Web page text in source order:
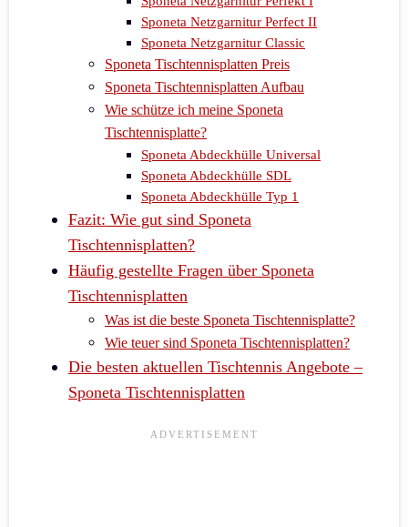
Sponeta Netzgarnitur Perfect II
Sponeta Netzgarnitur Classic
Sponeta Tischtennisplatten Preis
Sponeta Tischtennisplatten Aufbau
Wie schütze ich meine Sponeta
Tischtennisplatte?
Sponeta Abdeckhülle Universal
Sponeta Abdeckhülle SDL
Sponeta Abdeckhülle Typ 1
Fazit: Wie gut sind Sponeta
Tischtennisplatten?
Häufig gestellte Fragen über Sponeta
Tischtennisplatten
Was ist die beste Sponeta Tischtennisplatte?
Wie teuer sind Sponeta Tischtennisplatten?
Die besten aktuellen Tischtennis Angebote –
Sponeta Tischtennisplatten